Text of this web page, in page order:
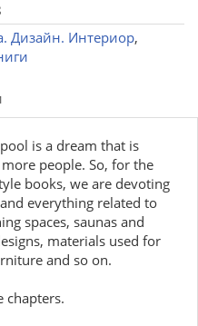
Дизайн. Интериор,
is a dream that is
people. So, for the
books, we are devoting
everything related to
spaces, saunas and
materials used for
and so on.
chapters.